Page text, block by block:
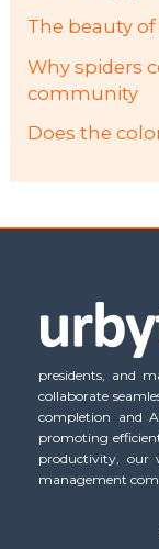
The beauty
Why spiders
community
Does the
presidents, and
collaborate
completion and
promoting
productivity, our
management